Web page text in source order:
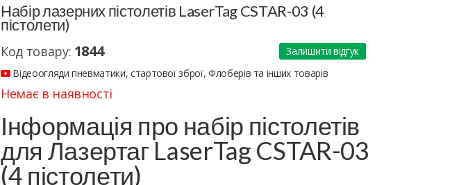
Набір лазерних пістолетів LaserTag CSTAR-03 (4
пістолети)
Код товару: 1844
Залишити відгук
Відеоогляди пневматики, стартової зброї, Флоберів та інших товарів
Немає в наявності
Інформація про набір пістолетів
для Лазертаг LaserTag CSTAR-03
(4 пістолети)